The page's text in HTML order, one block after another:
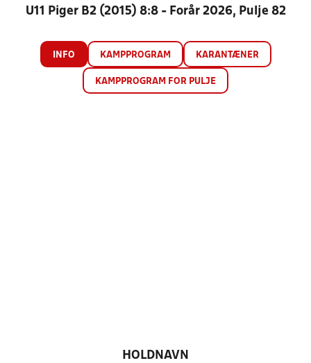
U11 Piger B2 (2015) 8:8 - Forår 2026, Pulje 82
INFO KAMPPROGRAM KARANTÆNER
KAMPPROGRAM FOR PULJE
HOLDNAVN